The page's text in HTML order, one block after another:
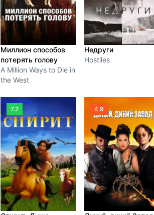
Миллион способов
потерять голову
A Million Ways to Die in
the West
Недруги
Hostiles
7.2 4.9